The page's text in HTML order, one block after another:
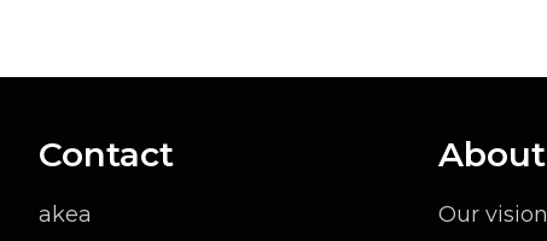
Contact
akea Our